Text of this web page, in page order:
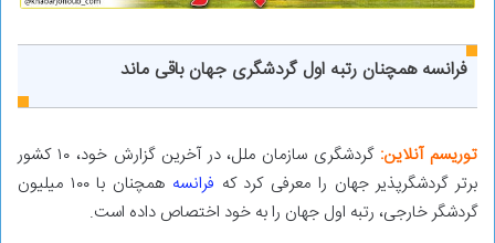
فرانسه همچنان رتبه اول گردشگری جهان باقی ماند
توریسم آنلاین:
گردشگری سازمان ملل، در آخرین گزارش خود، ۱۰ کشور
برتر گردشگرپذیر جهان را معرفی کرد که فرانسه
همچنان با ۱۰۰ میلیون
گردشگر خارجی، رتبه اول جهان را به خود اختصاص داده است.